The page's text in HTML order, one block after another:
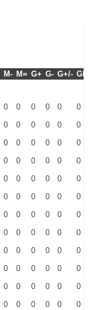
M- M= G+ G- G+/- GPM
0 0 0 0 0
0
0 0 0 0 0
0
0 0 0 0 0
0
0 0 0 0 0
0
0 0 0 0 0
0
0 0 0 0 0
0
0 0 0 0 0
0
0 0 0 0 0
0
0 0 0 0 0
0
0 0 0 0 0
0
0 0 0 0 0
0
0 0 0 0 0 0